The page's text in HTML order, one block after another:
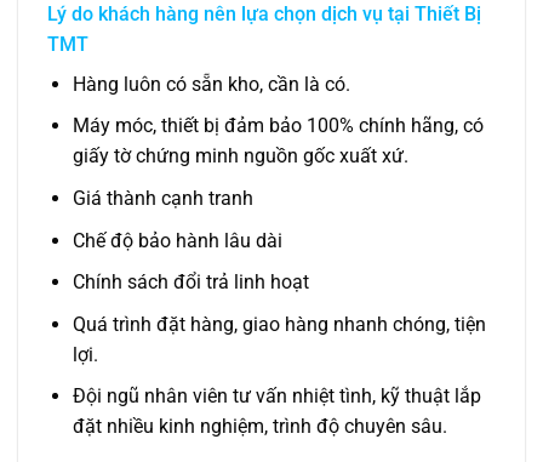
Lý do khách hàng nên lựa chọn dịch vụ tại Thiết Bị
TMT
Hàng luôn có sẵn kho, cần là có.
Máy móc, thiết bị đảm bảo 100% chính hãng, có
giấy tờ chứng minh nguồn gốc xuất xứ.
Giá thành cạnh tranh
Chế độ bảo hành lâu dài
Chính sách đổi trả linh hoạt
Quá trình đặt hàng, giao hàng nhanh chóng, tiện
lợi.
Đội ngũ nhân viên tư vấn nhiệt tình, kỹ thuật lắp
đặt nhiều kinh nghiệm, trình độ chuyên sâu.